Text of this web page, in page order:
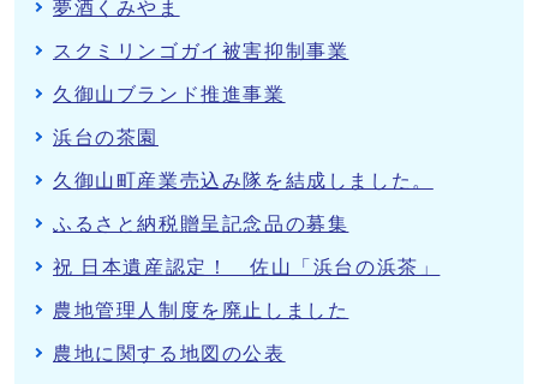
夢酒くみやま
スクミリンゴガイ被害抑制事業
久御山ブランド推進事業
浜台の茶園
久御山町産業売込み隊を結成しました。
ふるさと納税贈呈記念品の募集
祝 日本遺産認定！ 佐山「浜台の浜茶」
農地管理人制度を廃止しました
農地に関する地図の公表